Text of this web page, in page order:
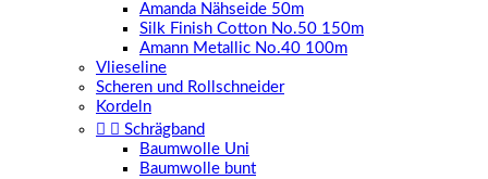
Amanda Nähseide 50m
Silk Finish Cotton No.50 150m
Amann Metallic No.40 100m
Vlieseline
Scheren und Rollschneider
Kordeln
  Schrägband
Baumwolle Uni
Baumwolle bunt